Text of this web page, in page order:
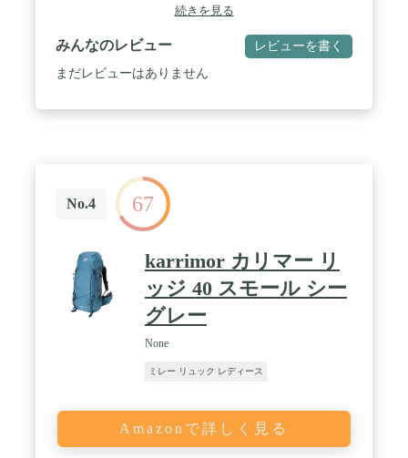
続きを見る
みんなのレビュー レビューを書く
まだレビューはありません
No.4 67
karrimor カリマー リ
ッジ 40 スモール シー
グレー
None
ミレー リュック レディース
Amazonで詳しく見る